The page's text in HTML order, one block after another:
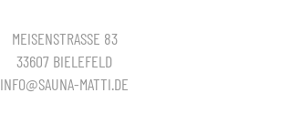
MEISENSTRASSE 83
33607 BIELEFELD
INFO@SAUNA-MATTI.DE